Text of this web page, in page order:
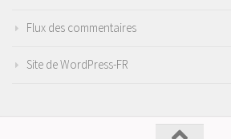
Flux des commentaires
Site de WordPress-FR